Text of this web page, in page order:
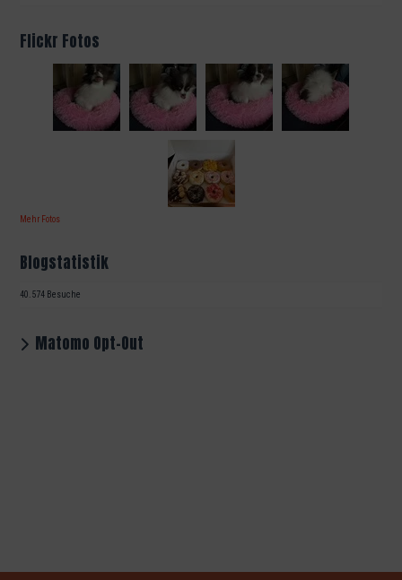
Flickr Fotos
Mehr Fotos
Blogstatistik
40.574 Besuche
Matomo Opt-Out